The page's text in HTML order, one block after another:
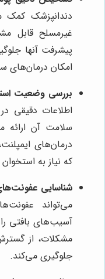
دندانپزشک کمک
غیرمسلح قابل
پیشرفت آنها
امکان درمان‌های
بررسی وضعیت
اطلاعات دقیقی
سلامت آن ارائه
درمان‌های
که نیاز به
شناسایی
می‌تواند
آسیب‌های بافتی
مشکلات، از
جلوگیری می‌کند.